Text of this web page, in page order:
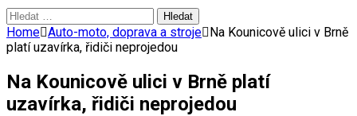
Vyhledávání
Home Auto-moto, doprava a stroje Na Kounicově ulici v Brně
platí uzavírka, řidiči neprojedou
Na Kounicově ulici v Brně platí
uzavírka, řidiči neprojedou